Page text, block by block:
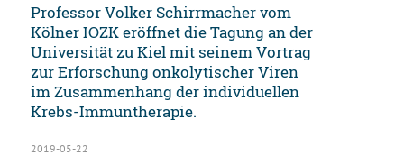
Professor Volker Schirrmacher vom
Kölner IOZK eröffnet die Tagung an der
Universität zu Kiel mit seinem Vortrag
zur Erforschung onkolytischer Viren
im Zusammenhang der individuellen
Krebs-Immuntherapie.
2019-05-22